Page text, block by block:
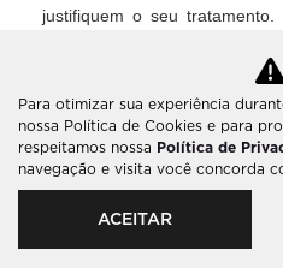
justifiquem o seu
Obter consentimento do
quanto ao seu tratamento e
Apenas solicitar dados
necessários;
Armazená-los somente o
Para otimizar sua experiência
nossa Política de Cookies e para
respeitamos nossa Política de
navegação e visita você concorda
ACEITAR